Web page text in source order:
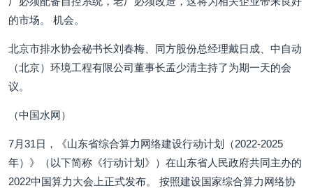
的市场。 机会。
北京市排水协会秘书长刘春梅、同方股份总经理戴日成、中自动
（北京）环境工程有限公司董事长孟少清主持了为期一天的会
议。
（中国水网）
7月31日，《山东省综合算力网络建设行动计划（2022-2025
年）》（以下简称《行动计划》）在山东省人民政府共同主办的
2022中国算力大会上正式发布。 按照建设国家综合算力网络协